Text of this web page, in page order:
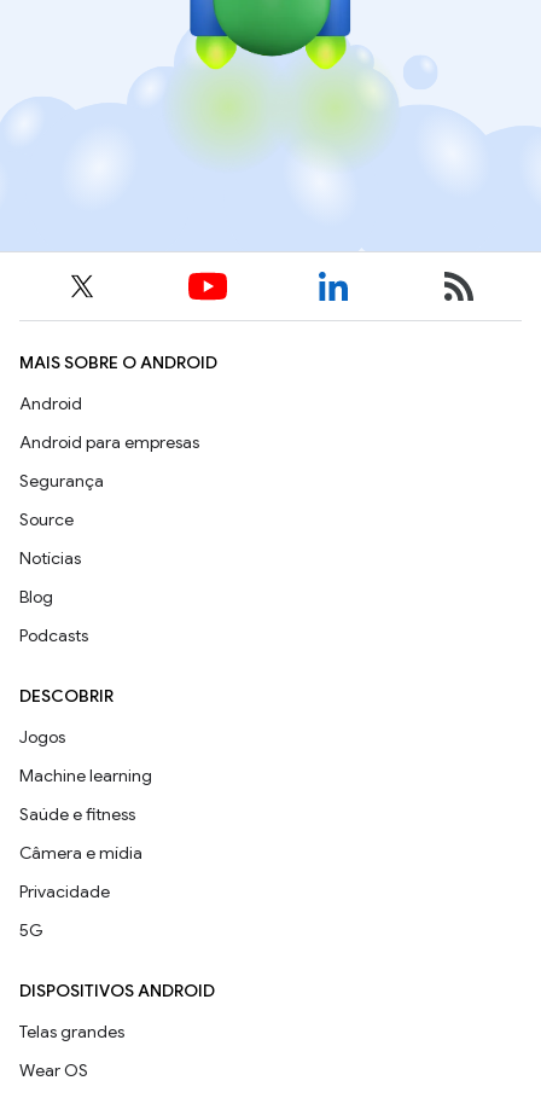
MAIS SOBRE O ANDROID
Android
Android para empresas
Segurança
Source
Notícias
Blog
Podcasts
DESCOBRIR
Jogos
Machine learning
Saúde e fitness
Câmera e mídia
Privacidade
5G
DISPOSITIVOS ANDROID
Telas grandes
Wear OS